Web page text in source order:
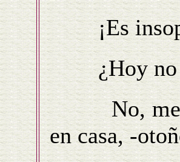
¡Es
¿Hoy no
No, me
en casa, -